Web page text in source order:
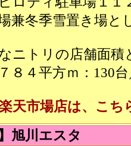
兼冬季雪置き場と
ニトリの店舗面
８４平方ｍ：130
天市場店は、こ
旭川エスタ